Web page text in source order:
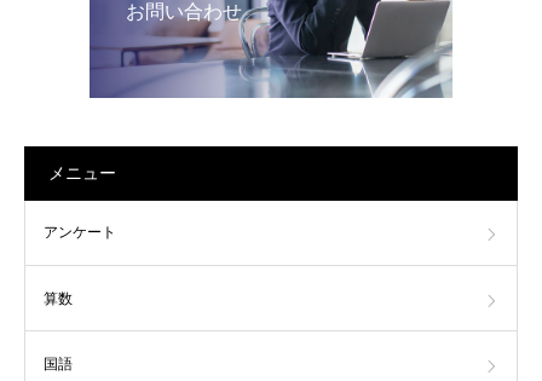
お問い合わせ
メニュー
アンケート
算数
国語